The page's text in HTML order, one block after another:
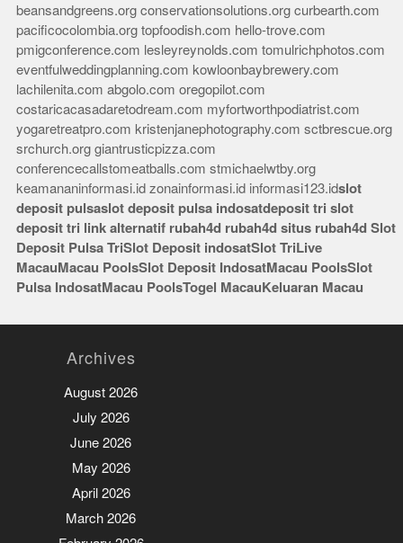
beansandgreens.org conservationsolutions.org curbearth.com
pacificocolombia.org topfoodish.com hello-trove.com
pmigconference.com lesleyreynolds.com tomulrichphotos.com
eventfulweddingplanning.com kowloonbaybrewery.com
lachilenita.com abgolo.com oregopilot.com
costaricacasadaretodream.com myfortworthpodiatrist.com
yogaretreatpro.com kristenjanephotography.com sctbrescue.org
srchurch.org giantrusticpizza.com
conferencecallstomeatballs.com stmichaelwtby.org
keamananinformasi.id zonainformasi.id informasi123.idslot
deposit pulsaslot deposit pulsa indosatdeposit tri slot
deposit tri link alternatif rubah4d rubah4d situs rubah4d Slot
Deposit Pulsa TriSlot Deposit indosatSlot TriLive
MacauMacau PoolsSlot Deposit IndosatMacau PoolsSlot
Pulsa IndosatMacau PoolsTogel MacauKeluaran Macau
Archives
August 2026
July 2026
June 2026
May 2026
April 2026
March 2026